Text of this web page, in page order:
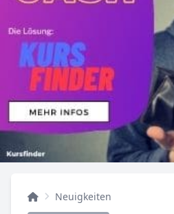
Neuigkeiten